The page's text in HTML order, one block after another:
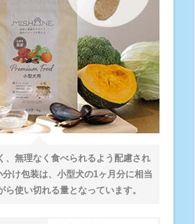
、無理なく食べられるよう配慮され
け包装は、小型犬の1ヶ月分に相当
ら使い切れる量となっています。